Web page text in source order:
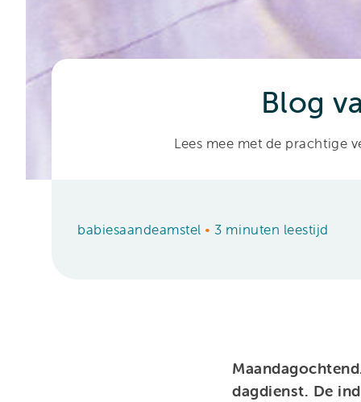
Blog
Lees mee met de prachtige
babiesaandeamstel • 3 minuten leestijd
dagdienst. De